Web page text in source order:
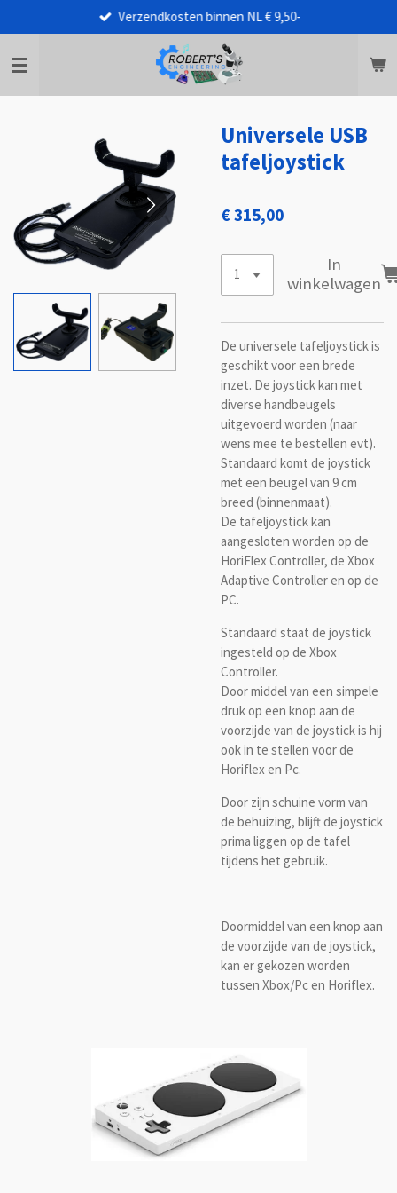
direct
naar
de
hoofdinhoud
Verzendkosten binnen NL € 9,50-
Universele USB
tafeljoystick
€ 315,00
In
winkelwagen
De universele tafeljoystick is
geschikt voor een brede
inzet. De joystick kan met
diverse handbeugels
uitgevoerd worden (naar
wens mee te bestellen evt).
Standaard komt de joystick
met een beugel van 9 cm
breed (binnenmaat).
De tafeljoystick kan
aangesloten worden op de
HoriFlex Controller, de Xbox
Adaptive Controller en op de
PC.
Standaard staat de joystick
ingesteld op de Xbox
Controller.
Door middel van een simpele
druk op een knop aan de
voorzijde van de joystick is hij
ook in te stellen voor de
Horiflex en Pc.
Door zijn schuine vorm van
de behuizing, blijft de joystick
prima liggen op de tafel
tijdens het gebruik.
Doormiddel van een knop aan
de voorzijde van de joystick,
kan er gekozen worden
tussen Xbox/Pc en Horiflex.